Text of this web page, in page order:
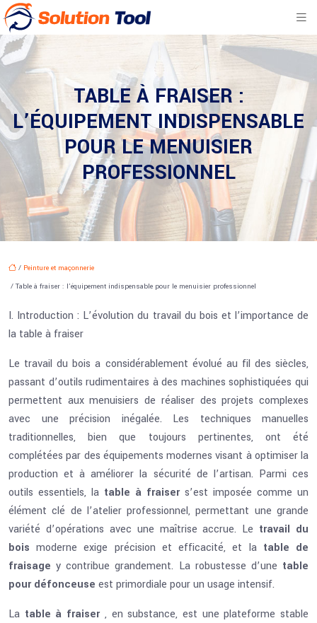
TABLE À FRAISER :
L’ÉQUIPEMENT INDISPENSABLE
POUR LE MENUISIER
PROFESSIONNEL
/ Peinture et maçonnerie
/ Table à fraiser : l’équipement indispensable pour le menuisier professionnel
I. Introduction : L’évolution du travail du bois et l’importance de
la table à fraiser
Le travail du bois a considérablement évolué au fil des siècles,
passant d’outils rudimentaires à des machines sophistiquées qui
permettent aux menuisiers de réaliser des projets complexes
avec une précision inégalée. Les techniques manuelles
traditionnelles, bien que toujours pertinentes, ont été
complétées par des équipements modernes visant à optimiser la
production et à améliorer la sécurité de l’artisan. Parmi ces
outils essentiels, la table à fraiser s’est imposée comme un
élément clé de l’atelier professionnel, permettant une grande
variété d’opérations avec une maîtrise accrue. Le travail du
boismoderne exige précision et efficacité, et la table de
fraisagey contribue grandement. La robustesse d’une table
pour défonceuse est primordiale pour un usage intensif.
La table à fraiser , en substance, est une plateforme stable